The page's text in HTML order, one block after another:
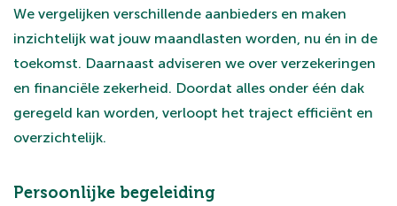
We vergelijken verschillende aanbieders en maken
inzichtelijk wat jouw maandlasten worden, nu én in de
toekomst. Daarnaast adviseren we over verzekeringen
en financiële zekerheid. Doordat alles onder één dak
geregeld kan worden, verloopt het traject efficiënt en
overzichtelijk.
Persoonlijke begeleiding